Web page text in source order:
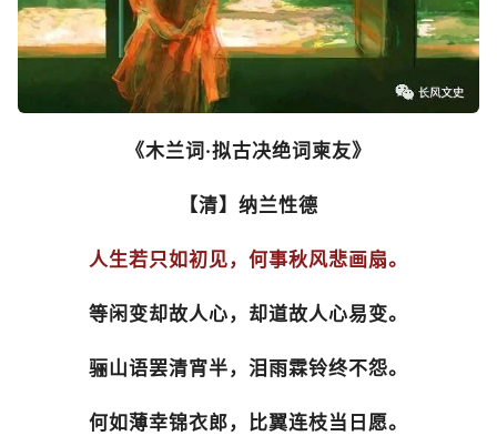
《木兰词·拟古决绝词柬友》
【清】纳兰性德
人生若只如初见，何事秋风悲画扇。
等闲变却故人心，却道故人心易变。
骊山语罢清宵半，泪雨霖铃终不怨。
何如薄幸锦衣郎，比翼连枝当日愿。